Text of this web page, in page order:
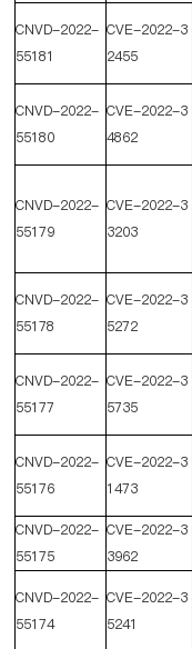
CNVD-2022-
55181
CVE-2022-3
2455
CNVD-2022-
55180
CVE-2022-3
4862
CNVD-2022-
55179
CVE-2022-3
3203
CNVD-2022-
55178
CVE-2022-3
5272
CNVD-2022-
55177
CVE-2022-3
5735
CNVD-2022-
55176
CVE-2022-3
1473
CNVD-2022-
55175
CVE-2022-3
3962
CNVD-2022-
55174
CVE-2022-3
5241